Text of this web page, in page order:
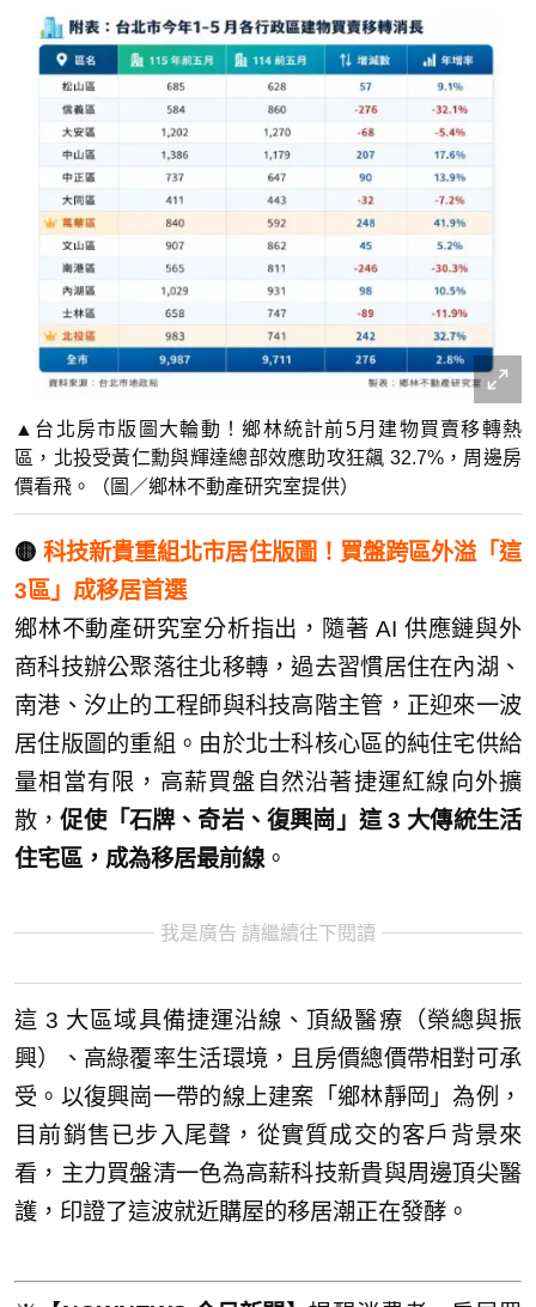
▲台北房市版圖大輪動！鄉林統計前5月建物買賣移轉熱
區，北投受黃仁勳與輝達總部效應助攻狂飆 32.7%，周邊房
價看飛。（圖／鄉林不動產研究室提供）
🟡科技新貴重組北市居住版圖！買盤跨區外溢「這
3區」成移居首選
鄉林不動產研究室分析指出，隨著 AI 供應鏈與外
商科技辦公聚落往北移轉，過去習慣居住在內湖、
南港、汐止的工程師與科技高階主管，正迎來一波
居住版圖的重組。由於北士科核心區的純住宅供給
量相當有限，高薪買盤自然沿著捷運紅線向外擴
散，促使「石牌、奇岩、復興崗」這 3 大傳統生活
住宅區，成為移居最前線 。
我是廣告 請繼續往下閱讀
這 3 大區域具備捷運沿線、頂級醫療（榮總與振
興）、高綠覆率生活環境，且房價總價帶相對可承
受。以復興崗一帶的線上建案「鄉林靜岡」為例，
目前銷售已步入尾聲，從實質成交的客戶背景來
看，主力買盤清一色為高薪科技新貴與周邊頂尖醫
護，印證了這波就近購屋的移居潮正在發酵。